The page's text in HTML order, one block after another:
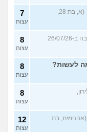
(א, בת 28,
7
עצות
(.., בת 21, כתבה ב-26/07/26
8
עצות
לעשות? 8
עצות
8
עצות
(אנונימית, בת
12
עצות